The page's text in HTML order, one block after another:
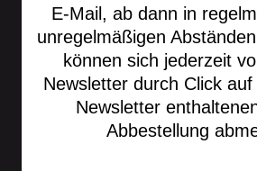
E-Mail, ab dann in
unregelmäßigen
können sich jederzeit
Newsletter durch Click
Newsletter
Abbestellung